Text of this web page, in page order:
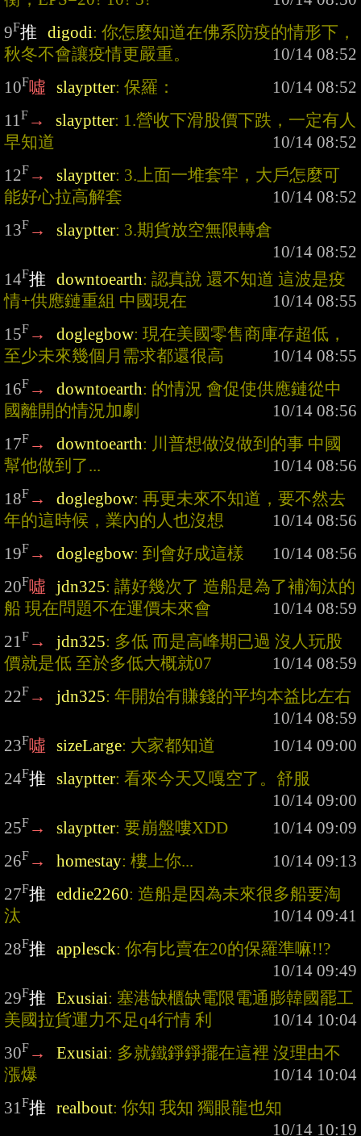
9F推 digodi: 你怎麼知道在佛系防疫的情形下，
秋冬不會讓疫情更嚴重。
10F噓 slayptter: 保羅：
11F → slayptter: 1.營收下滑股價下跌，一定有人
早知道
12F → slayptter: 3.上面一堆套牢，大戶怎麼可
能好心拉高解套
13F → slayptter: 3.期貨放空無限轉倉
14F推 downtoearth: 認真說 還不知道 這波是疫
情+供應鏈重組 中國現在
15F → doglegbow: 現在美國零售商庫存超低，
至少未來幾個月需求都還很高
16F → downtoearth: 的情況 會促使供應鏈從中
國離開的情況加劇
17F → downtoearth: 川普想做沒做到的事 中國
幫他做到了...
18F → doglegbow: 再更未來不知道，要不然去
年的這時候，業內的人也沒想
19F → doglegbow: 到會好成這樣
20F噓 jdn325: 講好幾次了 造船是為了補淘汰的
船 現在問題不在運價未來會
21F → jdn325: 多低 而是高峰期已過 沒人玩股
價就是低 至於多低大概就07
22F → jdn325: 年開始有賺錢的平均本益比左右
23F噓 sizeLarge: 大家都知道
24F推 slayptter: 看來今天又嘎空了。舒服
25F → slayptter: 要崩盤嘍XDD
26F → homestay: 樓上你...
27F推 eddie2260: 造船是因為未來很多船要淘
汰
28F推 applesck: 你有比賣在20的保羅準嘛!!?
29F推 Exusiai: 塞港缺櫃缺電限電通膨韓國罷工
美國拉貨運力不足q4行情 利
30F → Exusiai: 多就鐵錚錚擺在這裡 沒理由不
漲爆
31F推 realbout: 你知 我知 獨眼龍也知